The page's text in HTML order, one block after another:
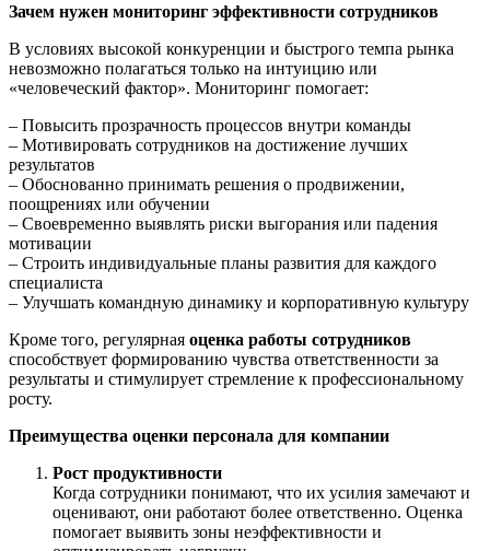
Зачем нужен мониторинг эффективности сотрудников
В условиях высокой конкуренции и быстрого темпа рынка
невозможно полагаться только на интуицию или
«человеческий фактор». Мониторинг помогает:
– Повысить прозрачность процессов внутри команды
– Мотивировать сотрудников на достижение лучших
результатов
– Обоснованно принимать решения о продвижении,
поощрениях или обучении
– Своевременно выявлять риски выгорания или падения
мотивации
– Строить индивидуальные планы развития для каждого
специалиста
– Улучшать командную динамику и корпоративную культуру
Кроме того, регулярная оценка работы сотрудников
способствует формированию чувства ответственности за
результаты и стимулирует стремление к профессиональному
росту.
Преимущества оценки персонала для компании
Рост продуктивности
Когда сотрудники понимают, что их усилия замечают и
оценивают, они работают более ответственно. Оценка
помогает выявить зоны неэффективности и